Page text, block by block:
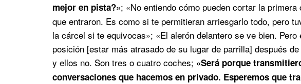
mejor en pista?»; «No entiendo cómo pueden cortar la
que entraron. Es como si te permitieran arriesgarlo todo, pero
la cárcel si te equivocas»; «El alerón delantero se ve bien.
posición [estar más atrasado de su lugar de parrilla] después
y ellos no. Son tres o cuatro coches; «Será porque
conversaciones que hacemos en privado. Esperemos que